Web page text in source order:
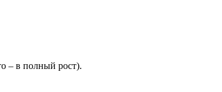
– в полный рост).